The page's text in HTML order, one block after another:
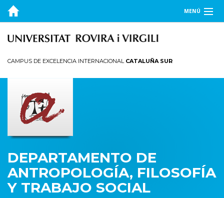
MENÚ
EL DEPARTAMENTO
INVESTIGACIÓN
PUBLICACIONES
TRANSFERENCIA
CAMPUS DE EXCELENCIA INTERNACIONAL CATALUÑA SUR
DEPARTAMENTO DE
ANTROPOLOGÍA, FILOSOFÍA
Y TRABAJO SOCIAL